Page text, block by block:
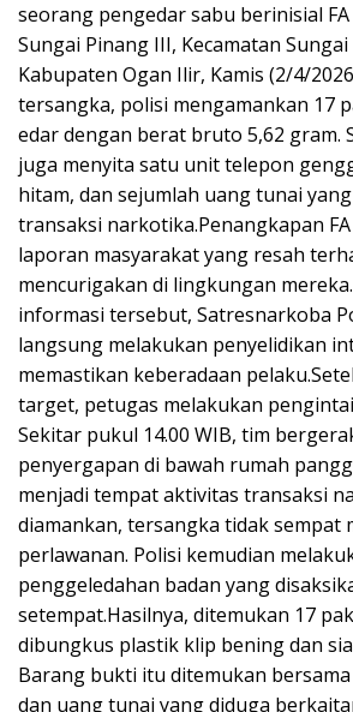
seorang pengedar sabu berinisial FA
Sungai Pinang III, Kecamatan
Kabupaten Ogan Ilir, Kamis (2/4/
tersangka, polisi mengamankan 17
edar dengan berat bruto 5,62 gram.
juga menyita satu unit telepon
hitam, dan sejumlah uang tunai
transaksi narkotika.Penangkapan
laporan masyarakat yang resah
mencurigakan di lingkungan
informasi tersebut, Satresnarkoba
langsung melakukan penyelidikan
memastikan keberadaan
target, petugas melakukan
Sekitar pukul 14.00 WIB, tim
penyergapan di bawah rumah
menjadi tempat aktivitas transaksi
diamankan, tersangka tidak sempat
perlawanan. Polisi kemudian
penggeledahan badan yang
setempat.Hasilnya, ditemukan 17
dibungkus plastik klip bening dan
Barang bukti itu ditemukan
dan uang tunai yang diduga